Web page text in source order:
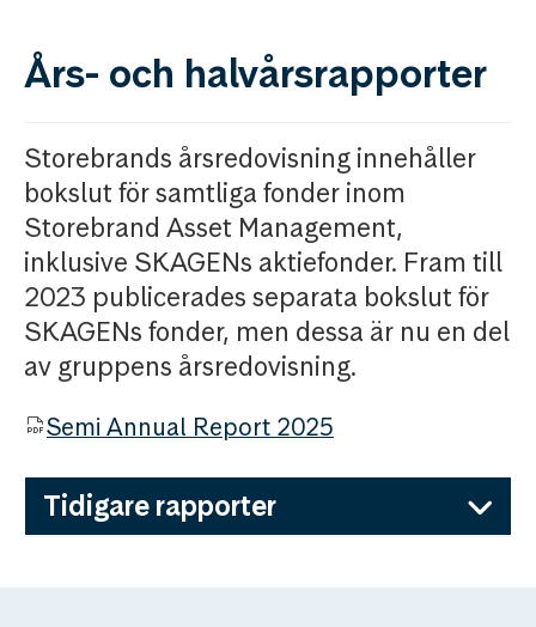
Års- och halvårsrapporter
Storebrands årsredovisning innehåller
bokslut för samtliga fonder inom
Storebrand Asset Management,
inklusive SKAGENs aktiefonder. Fram till
2023 publicerades separata bokslut för
SKAGENs fonder, men dessa är nu en del
av gruppens årsredovisning.
Semi Annual Report 2025
Tidigare rapporter